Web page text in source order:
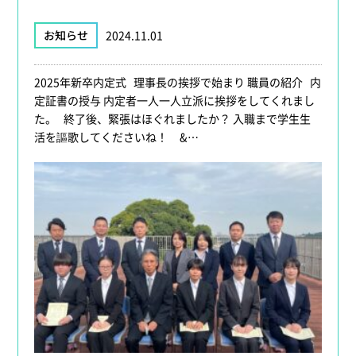
お知らせ 2024.11.01
2025年新卒内定式 理事長の挨拶で始まり 職員の紹介 内
定証書の授与 内定者一人一人立派に挨拶をしてくれまし
た。 終了後、緊張はほぐれましたか？ 入職まで学生生
活を謳歌してくださいね！ &…